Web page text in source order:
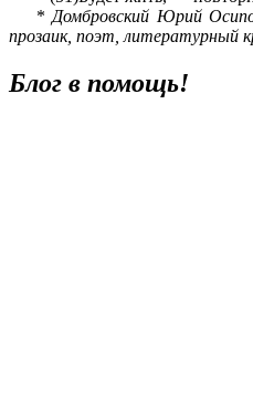
* Дом­бров­ский Юрий
про­за­ик, поэт, ли­те­ра­тур­ный
Блог в помощь!